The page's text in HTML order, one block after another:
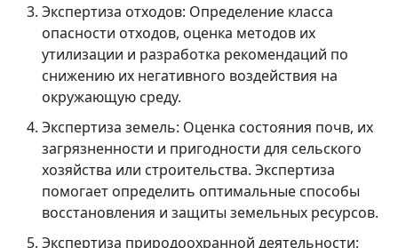
Экспертиза отходов: Определение класса
опасности отходов, оценка методов их
утилизации и разработка рекомендаций по
снижению их негативного воздействия на
окружающую среду.
Экспертиза земель: Оценка состояния почв, их
загрязненности и пригодности для сельского
хозяйства или строительства. Экспертиза
помогает определить оптимальные способы
восстановления и защиты земельных ресурсов.
Экспертиза природоохранной деятельности: